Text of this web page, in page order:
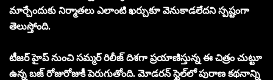
మార్చేందుకు నిర్మాతలు ఎలాంటి ఖర్చుకూ వెనుకాడలేదని స్పష్టంగా
తెలుస్తోంది.
టీజర్ హైప్ నుంచి సమ్మర్ రిలీజ్ దిశగా ప్రయాణిస్తున్న ఈ చిత్రం చుట్టూ
ఉన్న బజ్ రోజురోజుకీ పెరుగుతోంది. మోడరన్ స్టైల్‌లో పురాణ కథనాన్ని